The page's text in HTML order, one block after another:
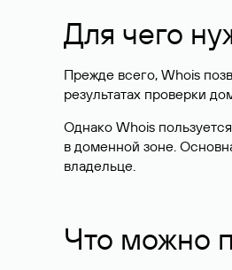
Для чего
Прежде всего, Whois
результатах проверки
Однако Whois
в доменной зоне.
владельце.
Что можно